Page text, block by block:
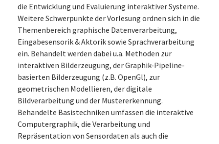
die Entwicklung und Evaluierung interaktiver Systeme.
Weitere Schwerpunkte der Vorlesung ordnen sich in die
Themenbereich graphische Datenverarbeitung,
Eingabesensorik & Aktorik sowie Sprachverarbeitung
ein. Behandelt werden dabei u.a. Methoden zur
interaktiven Bilderzeugung, der Graphik-Pipeline-
basierten Bilderzeugung (z.B. OpenGl), zur
geometrischen Modellieren, der digitale
Bildverarbeitung und der Mustererkennung.
Behandelte Basistechniken umfassen die interaktive
Computergraphik, die Verarbeitung und
Repräsentation von Sensordaten als auch die